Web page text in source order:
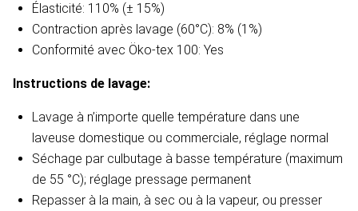
Élasticité: 110% (± 15%)
Contraction après lavage (60°C): 8% (1%)
Conformité avec Öko-tex 100: Yes
Instructions de lavage​:
Lavage à n’importe quelle température dans une
laveuse domestique ou commerciale, réglage normal
Séchage par culbutage à basse température (maximum
de 55 °C); réglage pressage permanent
Repasser à la main, à sec ou à la vapeur, ou presser